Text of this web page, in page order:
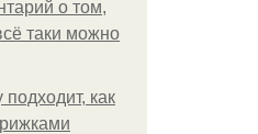
о том,
таки можно
как